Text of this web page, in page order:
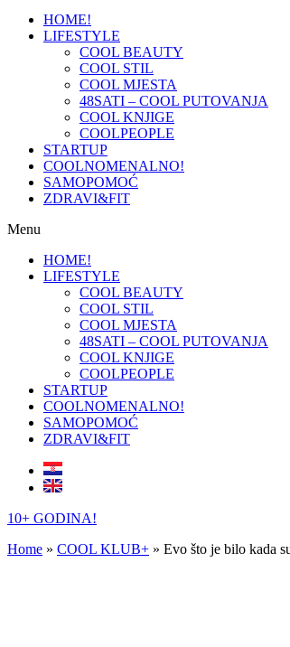
HOME!
LIFESTYLE
COOL BEAUTY
COOL STIL
COOL MJESTA
48SATI – COOL PUTOVANJA
COOL KNJIGE
COOLPEOPLE
STARTUP
COOLNOMENALNO!
SAMOPOMOĆ
ZDRAVI&FIT
Menu
HOME!
LIFESTYLE
COOL BEAUTY
COOL STIL
COOL MJESTA
48SATI – COOL PUTOVANJA
COOL KNJIGE
COOLPEOPLE
STARTUP
COOLNOMENALNO!
SAMOPOMOĆ
ZDRAVI&FIT
10+ GODINA!
Home » COOL KLUB+ » Evo što je bilo kada